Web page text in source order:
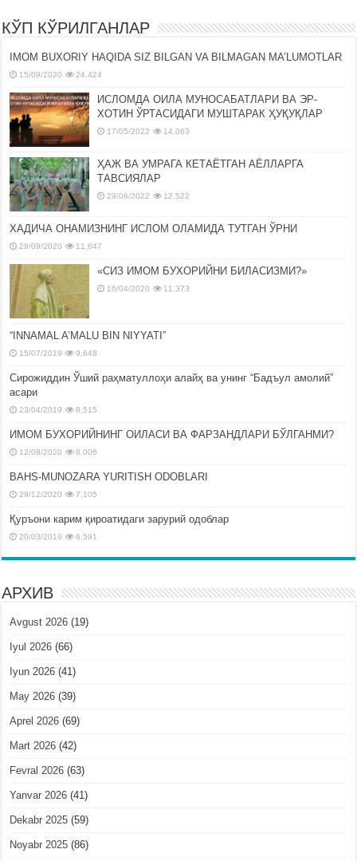
КЎП КЎРИЛГАНЛАР
IMOM BUXORIY HAQIDA SIZ BILGAN VA BILMAGAN MA’LUMOTLAR
15/09/2020 24,424
ИСЛОМДА ОИЛА МУНОСАБАТЛАРИ ВА ЭР-
ХОТИН ЎРТАСИДАГИ МУШТАРАК ҲУҚУҚЛАР
17/05/2022 14,063
ҲАЖ ВА УМРАГА КЕТАЁТГАН АЁЛЛАРГА
ТАВСИЯЛАР
29/06/2022 12,522
ХАДИЧА ОНАМИЗНИНГ ИСЛОМ ОЛАМИДА ТУТГАН ЎРНИ
29/09/2020 11,647
«СИЗ ИМОМ БУХОРИЙНИ БИЛАСИЗМИ?»
16/04/2020 11,373
“INNAMAL A’MALU BIN NIYYATI”
15/07/2019 9,648
Сирожиддин Ўший раҳматуллоҳи алайҳ ва унинг “Бадъул амолий”
асари
23/04/2019 8,515
ИМОМ БУХОРИЙНИНГ ОИЛАСИ ВА ФАРЗАНДЛАРИ БЎЛГАНМИ?
12/08/2020 8,006
BAHS-MUNOZARA YURITISH ODOBLARI
29/12/2020 7,105
Қуръони карим қироатидаги зарурий одоблар
20/03/2019 6,591
АРХИВ
Avgust 2026 (19)
Iyul 2026 (66)
Iyun 2026 (41)
May 2026 (39)
Aprel 2026 (69)
Mart 2026 (42)
Fevral 2026 (63)
Yanvar 2026 (41)
Dekabr 2025 (59)
Noyabr 2025 (86)